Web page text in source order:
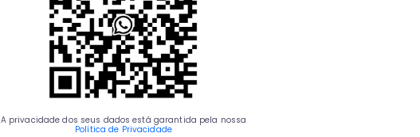
A privacidade dos seus dados está garantida pela nossa
Política de Privacidade